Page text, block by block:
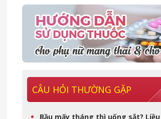
CÂU HỎI THƯỜNG GẶP
Bầu mấy tháng thì uống sắt?